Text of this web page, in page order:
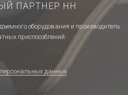
ПАРТНЕР НН
оборудования и производитель
приспособлений.
данных